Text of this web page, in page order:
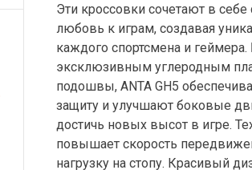
Эти кроссовки сочетают в себе
любовь к играм, создавая
каждого спортсмена и геймера.
эксклюзивным углеродным
подошвы, ANTA GH5
защиту и улучшают боковые
достичь новых высот в игре.
повышает скорость
нагрузку на стопу. Красивый